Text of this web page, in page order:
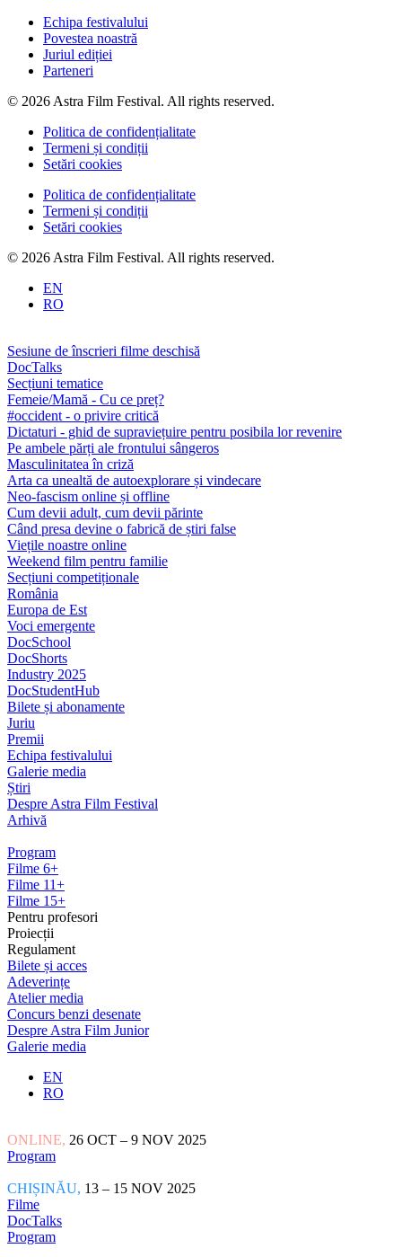
Echipa festivalului
Povestea noastră
Juriul ediției
Parteneri
© 2026 Astra Film Festival. All rights reserved.
Politica de confidențialitate
Termeni și condiții
Setări cookies
Politica de confidențialitate
Termeni și condiții
Setări cookies
© 2026 Astra Film Festival. All rights reserved.
EN
RO
Sesiune de înscrieri filme deschisă
DocTalks
Secțiuni tematice
Femeie/Mamă - Cu ce preț?
#occident - o privire critică
Dictaturi - ghid de supraviețuire pentru posibila lor revenire
Pe ambele părți ale frontului sângeros
Masculinitatea în criză
Arta ca unealtă de autoexplorare și vindecare
Neo-fascism online și offline
Cum devii adult, cum devii părinte
Când presa devine o fabrică de știri false
Viețile noastre online
Weekend film pentru familie
Secțiuni competiționale
România
Europa de Est
Voci emergente
DocSchool
DocShorts
Industry 2025
DocStudentHub
Bilete și abonamente
Juriu
Premii
Echipa festivalului
Galerie media
Știri
Despre Astra Film Festival
Arhivă
Program
Filme 6+
Filme 11+
Filme 15+
Pentru profesori
Proiecții
Regulament
Bilete și acces
Adeverințe
Atelier media
Concurs benzi desenate
Despre Astra Film Junior
Galerie media
EN
RO
ONLINE, 26 OCT – 9 NOV 2025
Program
CHIȘINĂU, 13 – 15 NOV 2025
Filme
DocTalks
Program